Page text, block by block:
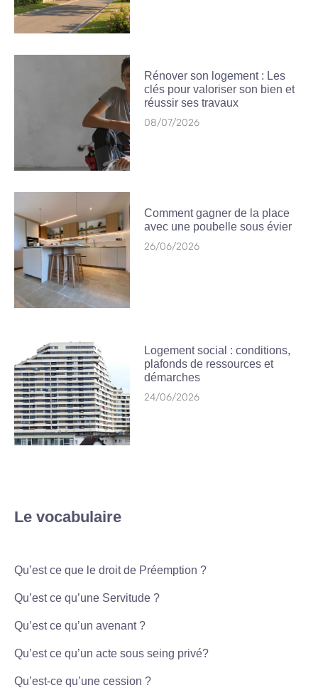
Rénover son logement : Les
clés pour valoriser son bien et
réussir ses travaux
08/07/2026
Comment gagner de la place
avec une poubelle sous évier
26/06/2026
Logement social : conditions,
plafonds de ressources et
démarches
24/06/2026
Le vocabulaire
Qu’est ce que le droit de Préemption ?
Qu’est ce qu’une Servitude ?
Qu’est ce qu’un avenant ?
Qu’est ce qu’un acte sous seing privé?
Qu’est-ce qu’une cession ?